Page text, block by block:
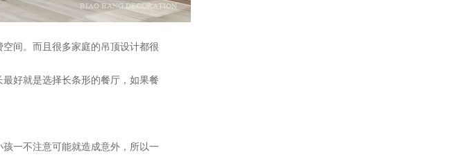
间。而且很多家庭的吊顶设计都很
就是选择长条形的餐厅，如果餐
一不注意可能就造成意外，所以一